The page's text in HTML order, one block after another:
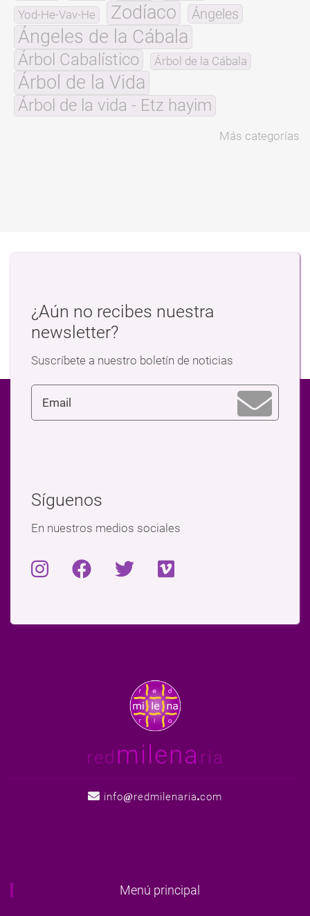
Yod-He-Vav-He Zodíaco Ángeles
Ángeles de la Cábala
Árbol Cabalístico Árbol de la Cábala
Árbol de la Vida
Árbol de la vida - Etz hayim
Más categorías
¿Aún no recibes nuestra
newsletter?
Suscríbete a nuestro boletín de noticias
Síguenos
En nuestros medios sociales
red milena ria
info redmilenaria com
Menú principal